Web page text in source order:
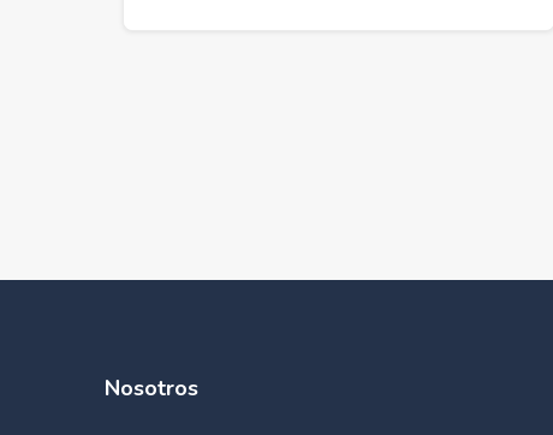
Nosotros